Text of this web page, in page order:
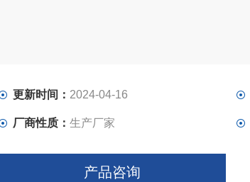
更新时间： 2024-04-16
厂商性质： 生产厂家
产品咨询